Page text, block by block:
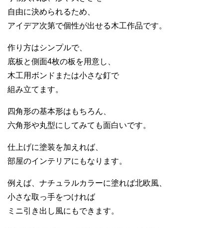
自由に決められるため、
アイデア次第で個性が出せる木工作品です。
作り方はシンプルで、
底板と側面4枚の板を用意し、
木工用ボンドまたは小さな釘で
組み立てます。
四角形の基本形はもちろん、
六角形や丸型にしてみても面白いです。
仕上げに塗装を加えれば、
部屋のインテリアにもなります。
例えば、ナチュラルカラーに塗れば北欧風、
小さな取っ手をつければ
ミニ引き出し風にもできます。